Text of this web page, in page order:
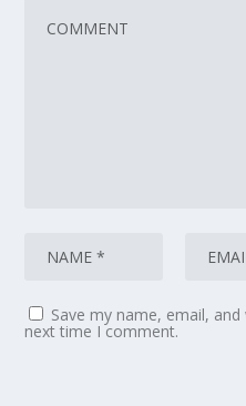
Save my name, email,
next time I comment.